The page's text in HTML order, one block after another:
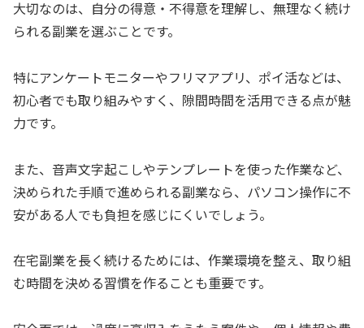
大切なのは、自分の得意・不得意を理解し、無理なく続け
られる副業を選ぶことです。
特にアンケートモニターやフリマアプリ、ポイ活などは、
初心者でも取り組みやすく、隙間時間を活用できる点が魅
力です。
また、音声文字起こしやテンプレートを使った作業など、
決められた手順で進められる副業なら、パソコン操作に不
安がある人でも負担を感じにくいでしょう。
在宅副業を長く続けるためには、作業環境を整え、取り組
む時間を決める習慣を作ることも重要です。